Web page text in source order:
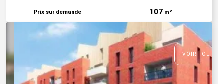
Prix sur demande 107 m²
VOIR